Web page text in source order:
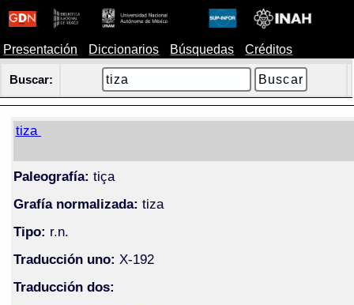
Presentación Diccionarios Búsquedas Créditos
Buscar:
tiza
Paleografía: tiça
Grafía normalizada: tiza
Tipo: r.n.
Traducción uno: X-192
Traducción dos: